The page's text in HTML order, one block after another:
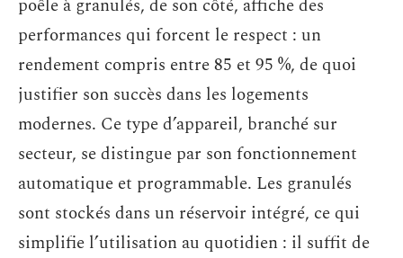
poêle à granulés, de son côté, affiche des
performances qui forcent le respect : un
rendement compris entre 85 et 95 %, de quoi
justifier son succès dans les logements
modernes. Ce type d’appareil, branché sur
secteur, se distingue par son fonctionnement
automatique et programmable. Les granulés
sont stockés dans un réservoir intégré, ce qui
simplifie l’utilisation au quotidien : il suffit de